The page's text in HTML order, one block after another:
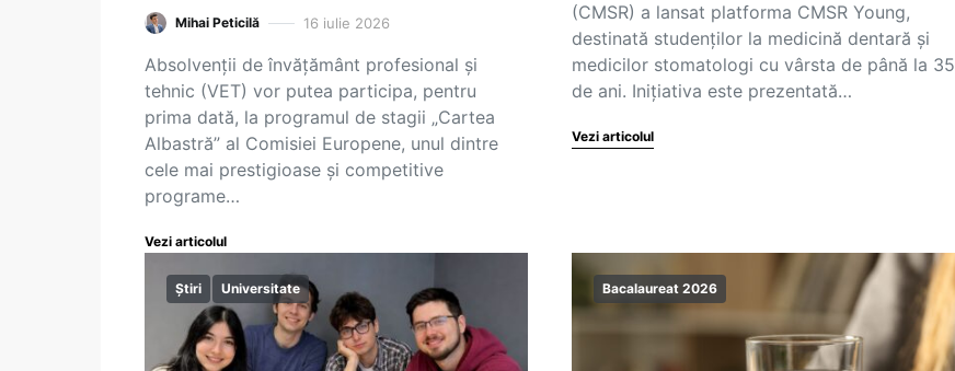
Mihai Peticilă 16 iulie 2026
Absolvenții de învățământ profesional și
tehnic (VET) vor putea participa, pentru
prima dată, la programul de stagii „Cartea
Albastră” al Comisiei Europene, unul dintre
cele mai prestigioase și competitive
programe…
Vezi articolul
(CMSR) a lansat platforma CMSR Young,
destinată studenților la medicină dentară și
medicilor stomatologi cu vârsta de până la 35
de ani. Inițiativa este prezentată…
Vezi articolul
Știri Universitate Bacalaureat 2026